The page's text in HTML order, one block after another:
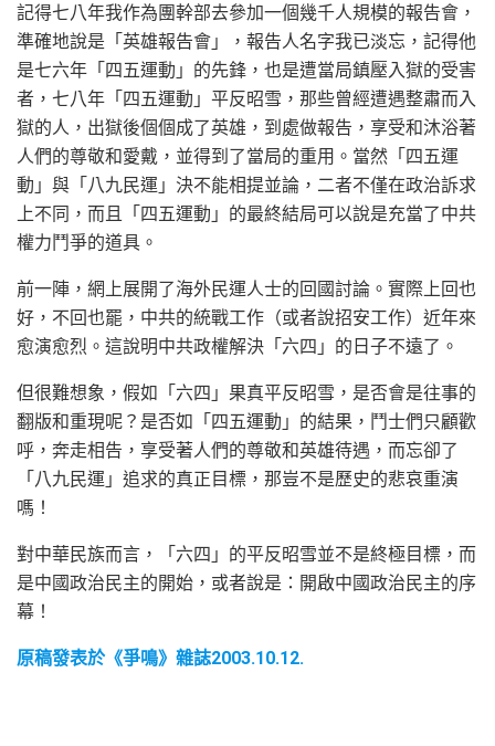
記得七八年我作為團幹部去參加一個幾千人規模的報告會，
準確地說是「英雄報告會」，報告人名字我已淡忘，記得他
是七六年「四五運動」的先鋒，也是遭當局鎮壓入獄的受害
者，七八年「四五運動」平反昭雪，那些曾經遭遇整肅而入
獄的人，出獄後個個成了英雄，到處做報告，享受和沐浴著
人們的尊敬和愛戴，並得到了當局的重用。當然「四五運
動」與「八九民運」決不能相提並論，二者不僅在政治訴求
上不同，而且「四五運動」的最終結局可以說是充當了中共
權力鬥爭的道具。
前一陣，網上展開了海外民運人士的回國討論。實際上回也
好，不回也罷，中共的統戰工作（或者說招安工作）近年來
愈演愈烈。這說明中共政權解決「六四」的日子不遠了。
但很難想象，假如「六四」果真平反昭雪，是否會是往事的
翻版和重現呢？是否如「四五運動」的結果，鬥士們只顧歡
呼，奔走相告，享受著人們的尊敬和英雄待遇，而忘卻了
「八九民運」追求的真正目標，那豈不是歷史的悲哀重演
嗎！
對中華民族而言，「六四」的平反昭雪並不是終極目標，而
是中國政治民主的開始，或者說是：開啟中國政治民主的序
幕！
原稿發表於《爭鳴》雜誌2003.10.12.